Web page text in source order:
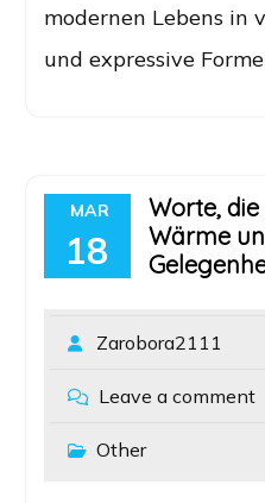
modernen Lebens in
und expressive
MAR
18
Worte,
Wärme
Zarobora2111
Leave a comment
Other